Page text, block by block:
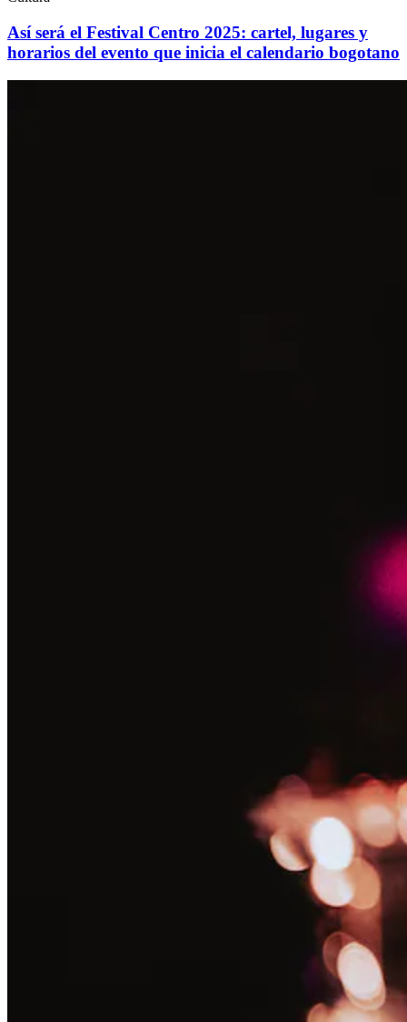
Así será el Festival Centro 2025: cartel, lugares y
horarios del evento que inicia el calendario bogotano